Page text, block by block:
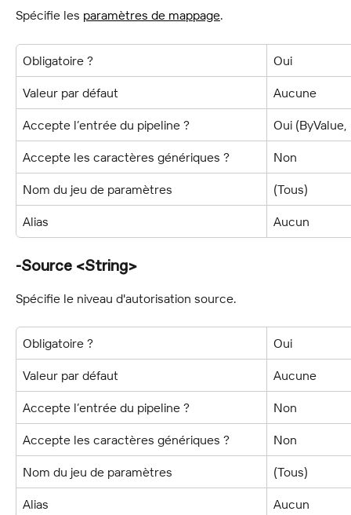
Spécifie les paramètres de mappage.
Obligatoire ? Oui
Valeur par défaut Aucune
Accepte l’entrée du pipeline ? Oui
Accepte les caractères génériques ? Non
Nom du jeu de paramètres (Tous)
Alias Aucun
-Source <String>
Spécifie le niveau d'autorisation source.
Obligatoire ? Oui
Valeur par défaut Aucune
Accepte l’entrée du pipeline ? Non
Accepte les caractères génériques ? Non
Nom du jeu de paramètres (Tous)
Alias Aucun